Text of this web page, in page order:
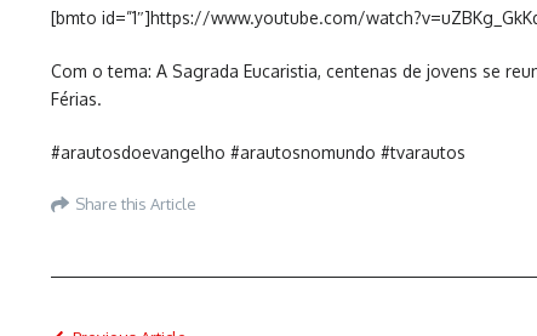
[bmto id=”1″]https://www.youtube.com/
Com o tema: A Sagrada Eucaristia, centenas de jovens se
Férias.
#arautosdoevangelho #arautosnomundo #tvarautos
Share this Article